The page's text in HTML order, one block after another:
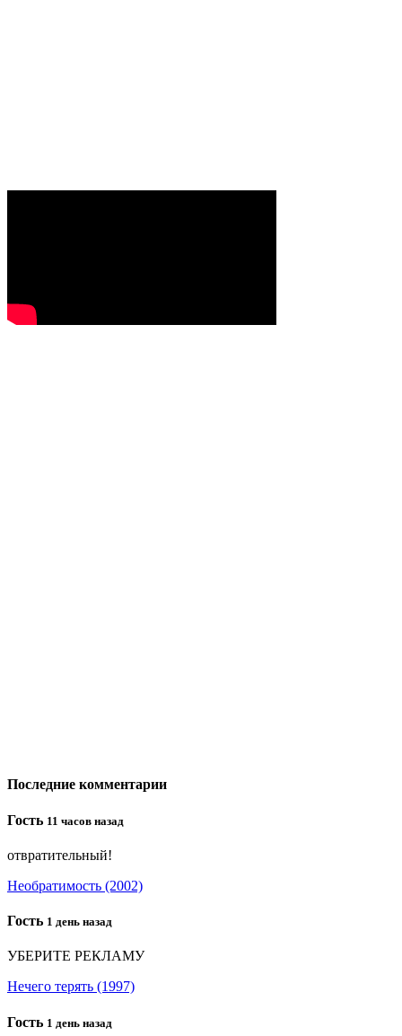
Последние комментарии
Гость 11 часов назад
отвратительный!
Необратимость (2002)
Гость 1 день назад
УБЕРИТЕ РЕКЛАМУ
Нечего терять (1997)
Гость 1 день назад